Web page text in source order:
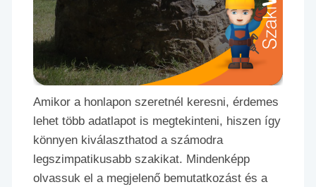
Amikor a honlapon szeretnél keresni, érdemes
lehet több adatlapot is megtekinteni, hiszen így
könnyen kiválaszthatod a számodra
legszimpatikusabb szakikat. Mindenképp
olvassuk el a megjelenő bemutatkozást és a